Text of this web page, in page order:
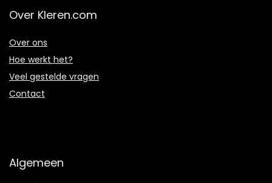
Over Kleren.com
Over ons
Hoe werkt het?
Veel gestelde vragen
Contact
Algemeen